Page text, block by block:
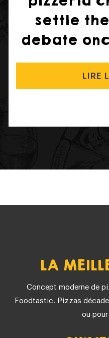
settle
debate
LIRE
LA
Concept moderne de
Foodtastic. Pizzas
ou